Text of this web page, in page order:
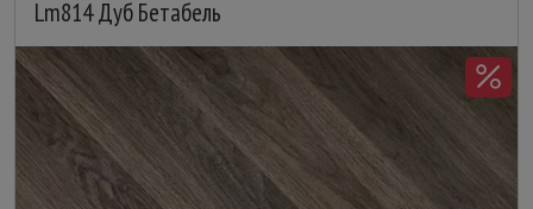
Lm814 Дуб Бетабель